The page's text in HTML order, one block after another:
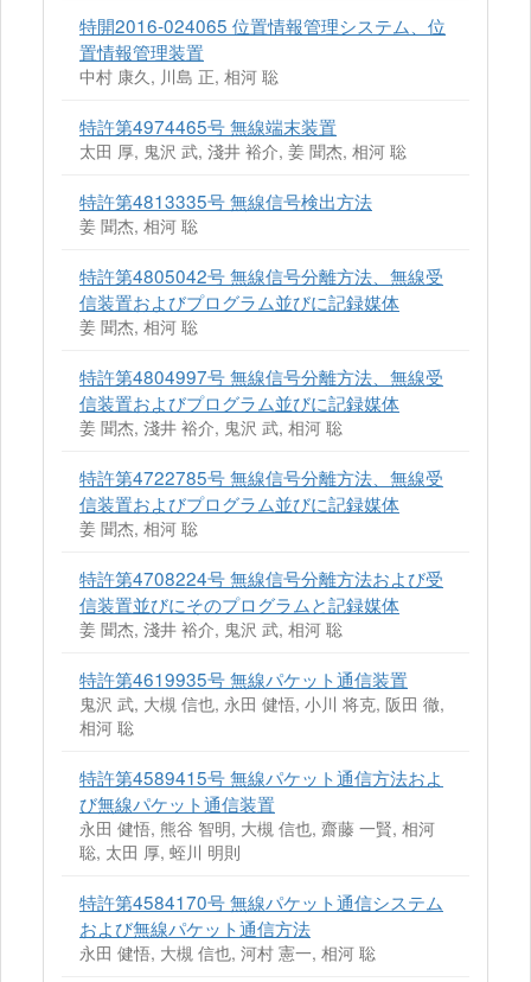
特開2016-024065 位置情報管理システム、位
置情報管理装置
中村 康久, 川島 正, 相河 聡
特許第4974465号 無線端末装置
太田 厚, 鬼沢 武, 淺井 裕介, 姜 聞杰, 相河 聡
特許第4813335号 無線信号検出方法
姜 聞杰, 相河 聡
特許第4805042号 無線信号分離方法、無線受
信装置およびプログラム並びに記録媒体
姜 聞杰, 相河 聡
特許第4804997号 無線信号分離方法、無線受
信装置およびプログラム並びに記録媒体
姜 聞杰, 淺井 裕介, 鬼沢 武, 相河 聡
特許第4722785号 無線信号分離方法、無線受
信装置およびプログラム並びに記録媒体
姜 聞杰, 相河 聡
特許第4708224号 無線信号分離方法および受
信装置並びにそのプログラムと記録媒体
姜 聞杰, 淺井 裕介, 鬼沢 武, 相河 聡
特許第4619935号 無線パケット通信装置
鬼沢 武, 大槻 信也, 永田 健悟, 小川 将克, 阪田 徹,
相河 聡
特許第4589415号 無線パケット通信方法およ
び無線パケット通信装置
永田 健悟, 熊谷 智明, 大槻 信也, 齋藤 一賢, 相河
聡, 太田 厚, 蛭川 明則
特許第4584170号 無線パケット通信システム
および無線パケット通信方法
永田 健悟, 大槻 信也, 河村 憲一, 相河 聡